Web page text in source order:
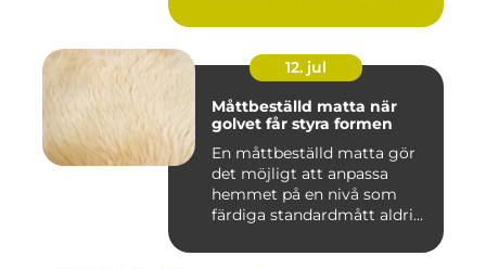
12. jul
Måttbeställd matta när
golvet får styra formen
En måttbeställd matta gör
det möjligt att anpassa
hemmet på en nivå som
färdiga standardmått aldrig